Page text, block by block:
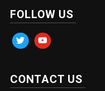
FOLLOW US
twitter youtube
CONTACT US